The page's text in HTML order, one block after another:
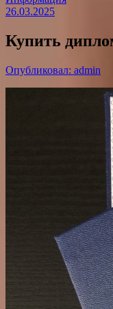
26.03.2025
Купить
Опубликовал: admin